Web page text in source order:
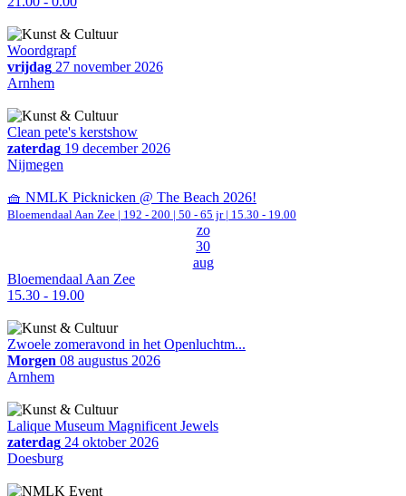
Woordgrapf
vrijdag 27 november 2026
Arnhem
Clean pete's kerstshow
zaterdag 19 december 2026
Nijmegen
🧺 NMLK Picknicken @ The Beach 2026!
Bloemendaal Aan Zee | 192 - 200 | 50 - 65 jr | 15.30 - 19.00
zo
30
aug
Bloemendaal Aan Zee
15.30 - 19.00
Zwoele zomeravond in het Openluchtm...
Morgen 08 augustus 2026
Arnhem
Lalique Museum Magnificent Jewels
zaterdag 24 oktober 2026
Doesburg